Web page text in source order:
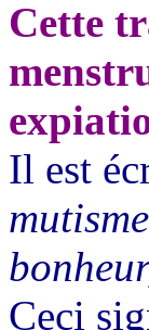
Cette
Il est
Ceci